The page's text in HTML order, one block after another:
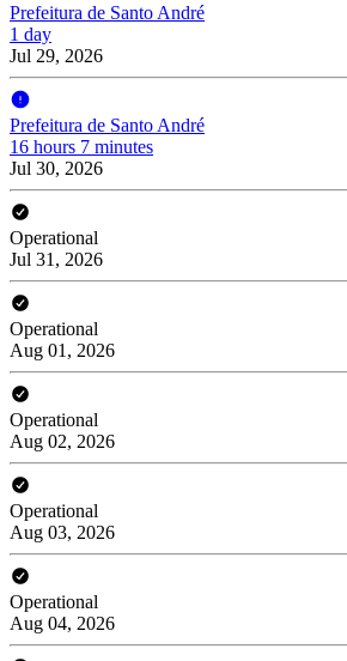
Prefeitura de Santo André
1 day
Jul 29, 2026
Prefeitura de Santo André
16 hours 7 minutes
Jul 30, 2026
Operational
Jul 31, 2026
Operational
Aug 01, 2026
Operational
Aug 02, 2026
Operational
Aug 03, 2026
Operational
Aug 04, 2026